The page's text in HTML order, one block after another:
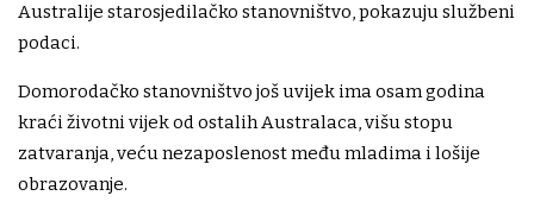
Australije starosjedilačko stanovništvo, pokazuju službeni
podaci.
Domorodačko stanovništvo još uvijek ima osam godina
kraći životni vijek od ostalih Australaca, višu stopu
zatvaranja, veću nezaposlenost među mladima i lošije
obrazovanje.